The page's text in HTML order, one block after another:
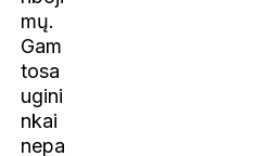
mų.
Gam
tosa
ugini
nkai
nepa